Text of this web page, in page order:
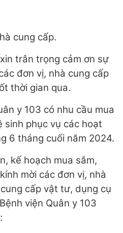
cung cấp.
trân trọng cảm ơn sự
đơn vị, nhà cung cấp
thời gian qua.
y 103 có nhu cầu mua
sinh phục vụ các hoạt
6 tháng cuối năm 2024.
kế hoạch mua sắm,
mời các đơn vị, nhà
cấp vật tư, dụng cụ
viện Quân y 103